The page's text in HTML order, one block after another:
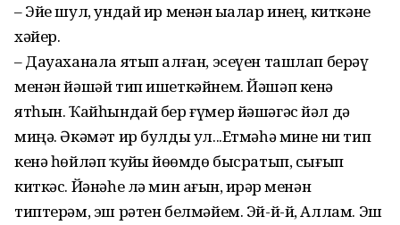
– Эйе шул, ундай ир менән ыҙалар инең, киткәне
хәйер.
– Дауаханала ятып алған, эсеүен ташлап берәү
менән йәшәй тип ишеткәйнем. Йәшәп кенә
ятһын. Ҡайһындай бер ғүмер йәшәгәс йәл дә
миңә. Әкәмәт ир булды ул...Етмәһә мине ни тип
кенә һөйләп ҡуйҙы йөҙөмдө бысратып, сығып
киткәс. Йәнәһе лә мин аҙғын, ирҙәр менән
типтерәм, эш рәтен белмәйем. Эй-й-й, Аллам. Эш